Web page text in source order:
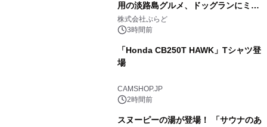
用の淡路島グルメ、ドッグランにミニ
プール グランピングとトレーラーハウ
スの2施設で
株式会社ぷらど
3時間前
「Honda CB250T HAWK」Tシャツ登
場
CAMSHOP.JP
2時間前
スヌーピーの湯が登場！ 「サウナのあ